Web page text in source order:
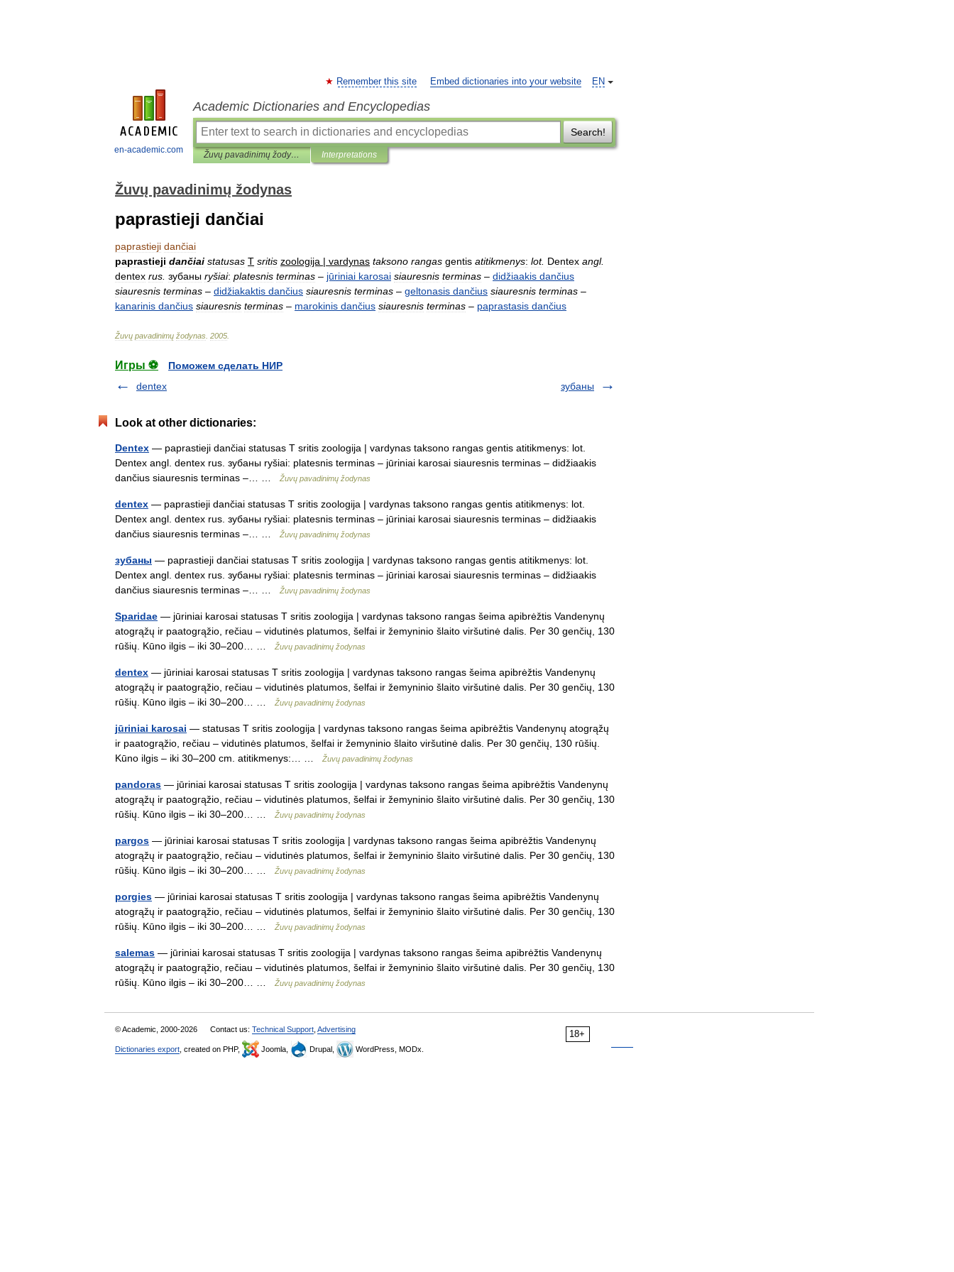
en-academic.com
EN
Remember this site Embed dictionaries into your website
Academic Dictionaries and Encyclopedias
Search!
Žuvų pavadinimų žodynas Interpretations
Žuvų pavadinimų žodynas
paprastieji dančiai
paprastieji dančiai
paprastieji dančiai statusas T sritis zoologija | vardynas taksono rangas gentis atitikmenys: lot. Dentex angl.
dentex rus зубаны ryšiai: platesnis terminas – jūriniai karosai siauresnis terminas – didžiaakis dančius
siauresnis terminas – didžiakaktis dančius siauresnis terminas – geltonasis dančius siauresnis terminas –
kanarinis dančius siauresnis terminas – marokinis dančius siauresnis terminas – paprastasis dančius
Žuvų pavadinimų žodynas 2005
Игры ⚽
Поможем сделать НИР
dentex
зубаны
Look at other dictionaries:
Dentex — paprastieji dančiai statusas T sritis zoologija | vardynas taksono rangas gentis atitikmenys: lot.
Dentex angl. dentex rus. зубаны ryšiai: platesnis terminas – jūriniai karosai siauresnis terminas – didžiaakis
dančius siauresnis terminas –… …
Žuvų pavadinimų žodynas
dentex — paprastieji dančiai statusas T sritis zoologija | vardynas taksono rangas gentis atitikmenys: lot.
Dentex angl. dentex rus. зубаны ryšiai: platesnis terminas – jūriniai karosai siauresnis terminas – didžiaakis
dančius siauresnis terminas –… …
Žuvų pavadinimų žodynas
зубаны — paprastieji dančiai statusas T sritis zoologija | vardynas taksono rangas gentis atitikmenys: lot.
Dentex angl. dentex rus. зубаны ryšiai: platesnis terminas – jūriniai karosai siauresnis terminas – didžiaakis
dančius siauresnis terminas –… …
Žuvų pavadinimų žodynas
Sparidae — jūriniai karosai statusas T sritis zoologija | vardynas taksono rangas šeima apibrėžtis Vandenynų
atogrąžų ir paatogrąžio, rečiau – vidutinės platumos, šelfai ir žemyninio šlaito viršutinė dalis. Per 30 genčių, 130
rūšių. Kūno ilgis – iki 30–200… …
Žuvų pavadinimų žodynas
dentex — jūriniai karosai statusas T sritis zoologija | vardynas taksono rangas šeima apibrėžtis Vandenynų
atogrąžų ir paatogrąžio, rečiau – vidutinės platumos, šelfai ir žemyninio šlaito viršutinė dalis. Per 30 genčių, 130
rūšių. Kūno ilgis – iki 30–200… …
Žuvų pavadinimų žodynas
jūriniai karosai — statusas T sritis zoologija | vardynas taksono rangas šeima apibrėžtis Vandenynų atogrąžų
ir paatogrąžio, rečiau – vidutinės platumos, šelfai ir žemyninio šlaito viršutinė dalis. Per 30 genčių, 130 rūšių.
Kūno ilgis – iki 30–200 cm. atitikmenys:… …
Žuvų pavadinimų žodynas
pandoras — jūriniai karosai statusas T sritis zoologija | vardynas taksono rangas šeima apibrėžtis Vandenynų
atogrąžų ir paatogrąžio, rečiau – vidutinės platumos, šelfai ir žemyninio šlaito viršutinė dalis. Per 30 genčių, 130
rūšių. Kūno ilgis – iki 30–200… …
Žuvų pavadinimų žodynas
pargos — jūriniai karosai statusas T sritis zoologija | vardynas taksono rangas šeima apibrėžtis Vandenynų
atogrąžų ir paatogrąžio, rečiau – vidutinės platumos, šelfai ir žemyninio šlaito viršutinė dalis. Per 30 genčių, 130
rūšių. Kūno ilgis – iki 30–200… …
Žuvų pavadinimų žodynas
porgies — jūriniai karosai statusas T sritis zoologija | vardynas taksono rangas šeima apibrėžtis Vandenynų
atogrąžų ir paatogrąžio, rečiau – vidutinės platumos, šelfai ir žemyninio šlaito viršutinė dalis. Per 30 genčių, 130
rūšių. Kūno ilgis – iki 30–200… …
Žuvų pavadinimų žodynas
salemas — jūriniai karosai statusas T sritis zoologija | vardynas taksono rangas šeima apibrėžtis Vandenynų
atogrąžų ir paatogrąžio, rečiau – vidutinės platumos, šelfai ir žemyninio šlaito viršutinė dalis. Per 30 genčių, 130
rūšių. Kūno ilgis – iki 30–200… …
Žuvų pavadinimų žodynas
18+
© Academic, 2000-2026 Contact us: Technical Support Advertising
Dictionaries export , created on PHP, Joomla, Drupal, WordPress, MODx.